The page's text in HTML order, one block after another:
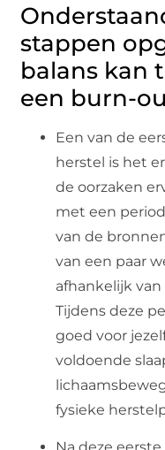
stappen
balans kan
een burn-
Een van de
herstel is het
de oorzaken
met een
van de
van een paar
afhankelijk
Tijdens deze
goed voor
voldoende
fysieke